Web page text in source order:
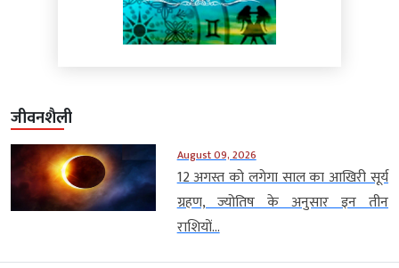
जीवनशैली
August 09, 2026
12 अगस्त को लगेगा साल का आखिरी सूर्य
ग्रहण, ज्योतिष के अनुसार इन तीन
राशियों...